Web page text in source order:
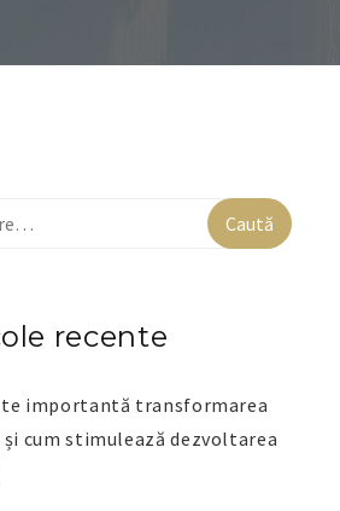
recente
importantă transformarea
cum stimulează dezvoltarea